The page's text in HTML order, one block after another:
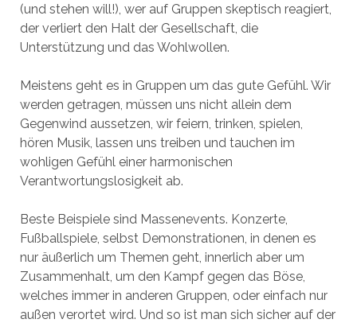
(und stehen will!), wer auf Gruppen skeptisch reagiert,
der verliert den Halt der Gesellschaft, die
Unterstützung und das Wohlwollen.
Meistens geht es in Gruppen um das gute Gefühl. Wir
werden getragen, müssen uns nicht allein dem
Gegenwind aussetzen, wir feiern, trinken, spielen,
hören Musik, lassen uns treiben und tauchen im
wohligen Gefühl einer harmonischen
Verantwortungslosigkeit ab.
Beste Beispiele sind Massenevents. Konzerte,
Fußballspiele, selbst Demonstrationen, in denen es
nur äußerlich um Themen geht, innerlich aber um
Zusammenhalt, um den Kampf gegen das Böse,
welches immer in anderen Gruppen, oder einfach nur
außen verortet wird. Und so ist man sich sicher auf der